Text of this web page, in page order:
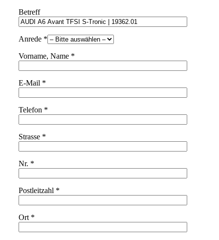
Betreff
Anrede *
Vorname, Name *
E-Mail *
Telefon *
Strasse *
Nr. *
Postleitzahl *
Ort *